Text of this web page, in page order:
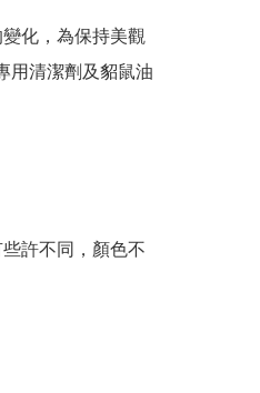
化，為保持美觀
用清潔劑及貂鼠油
許不同，顏色不